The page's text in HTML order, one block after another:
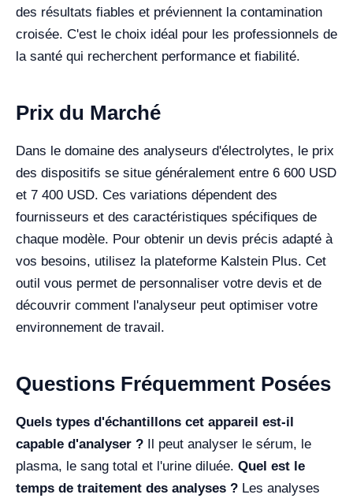
des résultats fiables et préviennent la contamination
croisée. C'est le choix idéal pour les professionnels de
la santé qui recherchent performance et fiabilité.
Prix du Marché
Dans le domaine des analyseurs d'électrolytes, le prix
des dispositifs se situe généralement entre 6 600 USD
et 7 400 USD. Ces variations dépendent des
fournisseurs et des caractéristiques spécifiques de
chaque modèle. Pour obtenir un devis précis adapté à
vos besoins, utilisez la plateforme Kalstein Plus. Cet
outil vous permet de personnaliser votre devis et de
découvrir comment l'analyseur peut optimiser votre
environnement de travail.
Questions Fréquemment Posées
Quels types d'échantillons cet appareil est-il
capable d'analyser ? Il peut analyser le sérum, le
plasma, le sang total et l'urine diluée. Quel est le
temps de traitement des analyses ? Les analyses